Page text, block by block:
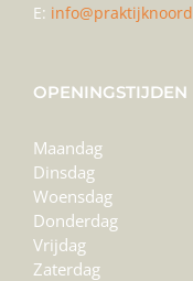
E:
OPENINGSTIJDEN
Maandag
Dinsdag
Woensdag
Donderdag
Vrijdag
Zaterdag